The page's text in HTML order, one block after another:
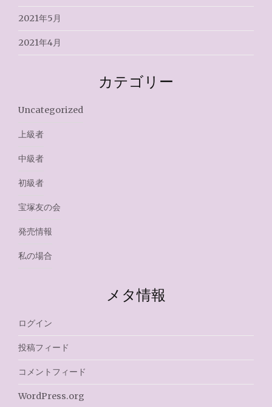
2021年5月
2021年4月
カテゴリー
Uncategorized
上級者
中級者
初級者
宝塚友の会
発売情報
私の場合
メタ情報
ログイン
投稿フィード
コメントフィード
WordPress.org